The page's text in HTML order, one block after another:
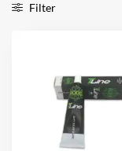
Filter